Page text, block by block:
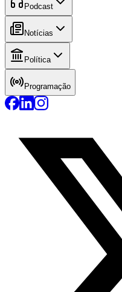
Podcast
Notícias
Política
Programação